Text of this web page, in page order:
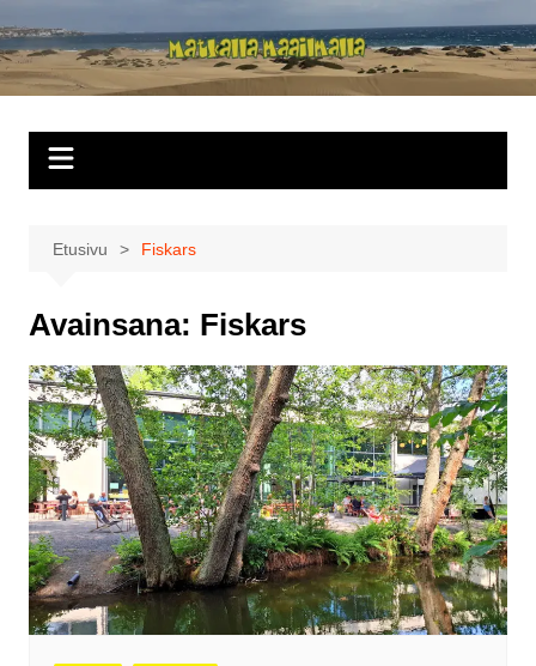
sisältöön
Matkalla
maailmalla
Etusivu Fiskars
Avainsana: Fiskars